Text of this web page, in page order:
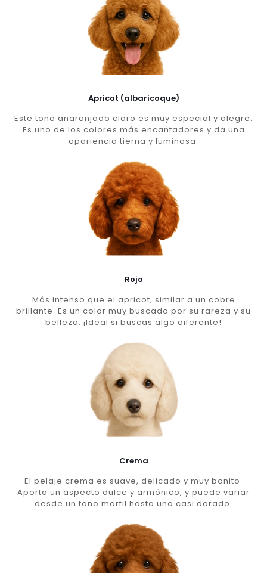
Apricot (albaricoque)
Este tono anaranjado claro es muy especial y alegre.
Es uno de los colores más encantadores y da una
apariencia tierna y luminosa.
Rojo
Más intenso que el apricot, similar a un cobre
brillante. Es un color muy buscado por su rareza y su
belleza. ¡Ideal si buscas algo diferente!
Crema
El pelaje crema es suave, delicado y muy bonito.
Aporta un aspecto dulce y armónico, y puede variar
desde un tono marfil hasta uno casi dorado.